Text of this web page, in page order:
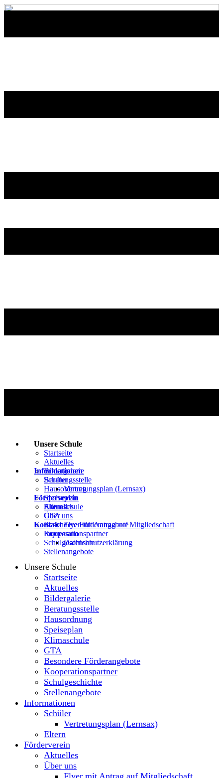
Unsere Schule
Startseite
Aktuelles
Bildergalerie
Beratungsstelle
Hausordnung
Speiseplan
Klimaschule
GTA
Besondere Förderangebote
Kooperationspartner
Schulgeschichte
Stellenangebote
Informationen
Schüler
Vertretungsplan (Lernsax)
Eltern
Förderverein
Aktuelles
Über uns
Flyer mit Antrag auf Mitgliedschaft
Kontakt
Impressum
Datenschutzerklärung
Unsere Schule
Startseite
Aktuelles
Bildergalerie
Beratungsstelle
Hausordnung
Speiseplan
Klimaschule
GTA
Besondere Förderangebote
Kooperationspartner
Schulgeschichte
Stellenangebote
Informationen
Schüler
Vertretungsplan (Lernsax)
Eltern
Förderverein
Aktuelles
Über uns
Flyer mit Antrag auf Mitgliedschaft